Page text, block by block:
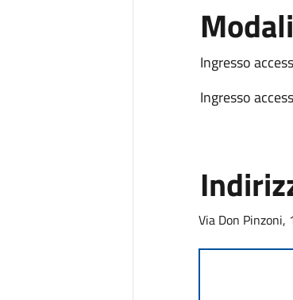
Ingresso
Ingresso
Via Don Pinzoni,